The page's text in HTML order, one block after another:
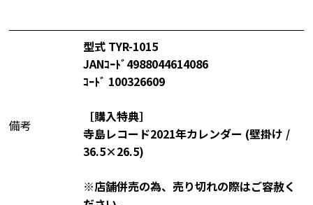
備考
型式 TYR-1015
JANｺｰﾄﾞ4988044614086
ｺｰﾄﾞ 100326609
［購入特典］
寺島レコード2021年カレンダー (壁掛け /
36.5×26.5)
※店舗併売の為、売り切れの際はご容赦く